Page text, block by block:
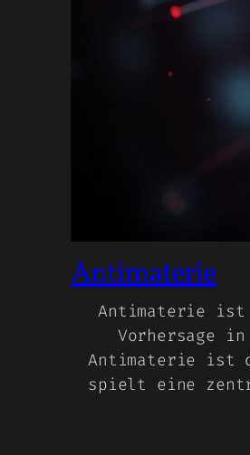
Antimaterie
Antimaterie ist
Vorhersage
Antimaterie ist
spielt eine